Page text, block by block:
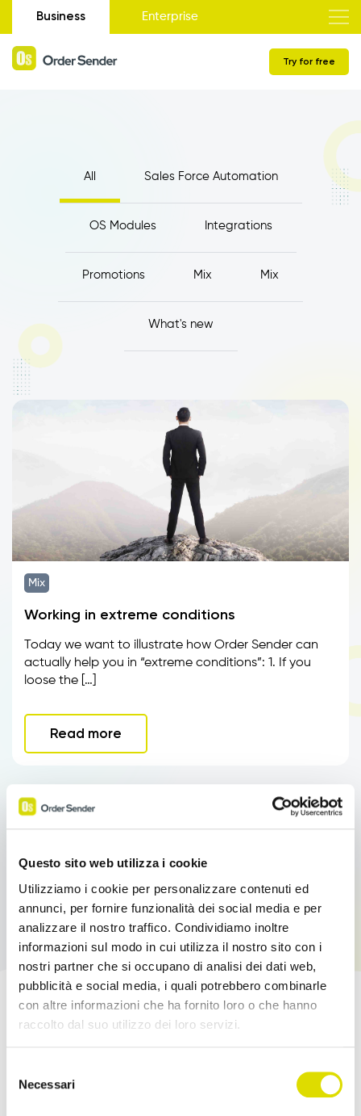
Questo sito web utilizza i cookie
Utilizziamo i cookie per personalizzare contenuti ed
annunci, per fornire funzionalità dei social media e per
analizzare il nostro traffico. Condividiamo inoltre
informazioni sul modo in cui utilizza il nostro sito con i
nostri partner che si occupano di analisi dei dati web,
pubblicità e social media, i quali potrebbero combinarle
con altre informazioni che ha fornito loro o che hanno
raccolto dal suo utilizzo dei loro servizi.
all'informativa:
https://www.ordersender.com/cookie-
delNecessari
Business Enterprise
Try for free
All Sales Force Automation
OS Modules Integrations
Promotions Mix Mix
What's new
Mix
Working in extreme conditions
Today we want to illustrate how Order Sender can
actually help you in “extreme conditions”: 1. If you
loose the […]
Read more
Boost your sales!
15 days.